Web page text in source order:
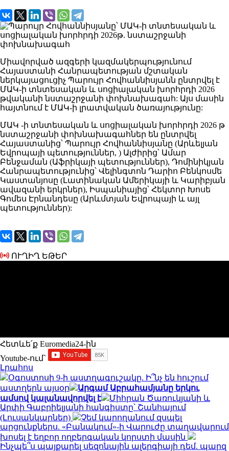
Միավորված ազգերի կազմակերպությունում
Հայաստանի Հանրապետության մշտական
ներկայացուցիչ Պարույր Հովհաննիսյանն ընտրվել է
ՄԱԿ-ի տնտեսական և սոցիալական խորհրդի 2026
թվականի նստաշրջանի փոխնախագահ: Այս մասին
հայտնում է ՄԱԿ-ի լրատվական ծառայությունը:
ՄԱԿ -ի տնտեսական և սոցիալական խորհրդի 2026 թ
նստաշրջանի փոխնախագահներ են ընտրվել
Հայաստանից՝ Պարույր Հովհաննիսյանը (Արևելյան
Եվրոպայի պետություններ, ) Ալժիրից՝ Ամար
Բենջաման (Աֆրիկայի պետություններ), Դոմինիկյան
Հանրապետությունից՝ Վելինգտոն Դարիո Բենկոսմե
Կաստանյոսը (Լատինական Ամերիկայի և Կարիբյան
ավազանի երկրներ), Իսպանիայից՝ Հեկտոր Խոսե
Գոմես Էրնանդեսը (Արևմտյան Եվրոպայի և այլ
պետություններ):
ՈՒՂԻՂ ԵԹԵՐ
Հետևե՛ք Euromedia24-ին
Youtube-ում`
Լրահոս
Օգոստոսի 9-ի աստղագուշակը. Ի՞նչ են հուշում
աստղերն այսօր
Արգամ Աբրահամյանը երկու
ամսով կալանավորվել է
Միհրան Ծառուկյանի և
Արփի Գաբրիելյանի հանգիստը՝ Շանհայում
(Լուսանկարներ)
Չեմ կարողանում զսպել
արցունքներս. «Բանակում»-ի Վարուժը տաղավարում
խոսել է եղբոր ողբերգական կորստի մասին
Ինչպե՞ս պայքարել սեզոնային ալերգիայի դեմ. պարզ